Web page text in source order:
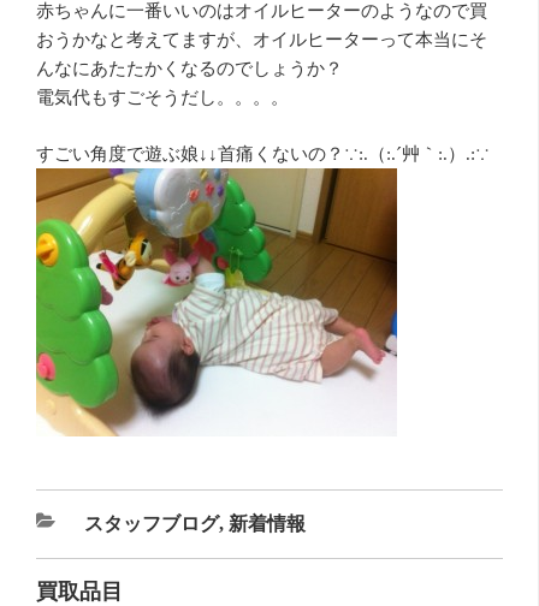
赤ちゃんに一番いいのはオイルヒーターのようなので買
おうかなと考えてますが、オイルヒーターって本当にそ
んなにあたたかくなるのでしょうか？
電気代もすごそうだし。。。。
すごい角度で遊ぶ娘↓↓首痛くないの？∵:.（:.´艸｀:.）.:∵
カ
テ
ゴ
スタッフブログ, 新着情報
買取品目